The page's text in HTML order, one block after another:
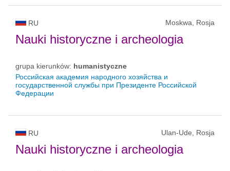
RU Moskwa, Rosja
Nauki historyczne i archeologia
grupa kierunków: humanistyczne
Российская академия народного хозяйства и
государственной службы при Президенте Российской
Федерации
RU Ulan-Ude, Rosja
Nauki historyczne i archeologia